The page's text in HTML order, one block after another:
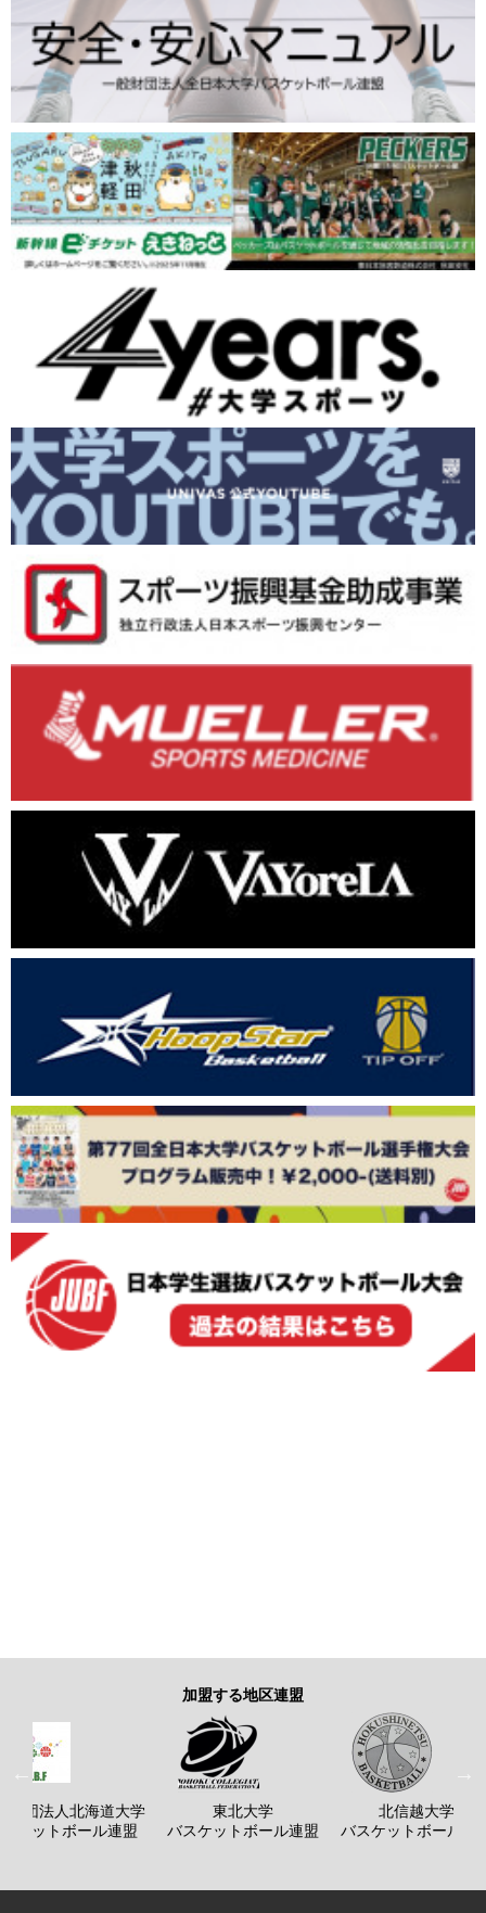
加盟する地区連盟
社団法人北海道大学
ケットボール連盟
東北大学
バスケットボール連盟
北信越大学
バスケットボール連